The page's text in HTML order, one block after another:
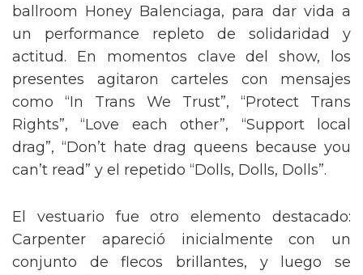
ballroom Honey Balenciaga, para dar vida a
un performance repleto de solidaridad y
actitud. En momentos clave del show, los
presentes agitaron carteles con mensajes
como “In Trans We Trust”, “Protect Trans
Rights”, “Love each other”, “Support local
drag”, “Don’t hate drag queens because you
can’t read” y el repetido “Dolls, Dolls, Dolls”.
El vestuario fue otro elemento destacado:
Carpenter apareció inicialmente con un
conjunto de flecos brillantes, y luego se